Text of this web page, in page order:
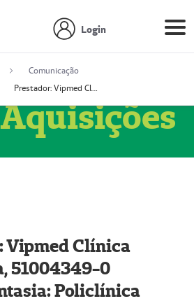
Login
Comunicação
Prestador: Vipmed Clínica Geral Ltda, 51004349-0 (Nome Fantasia: Policlínica Master)
Vipmed Clínica
51004349-0
Policlínica